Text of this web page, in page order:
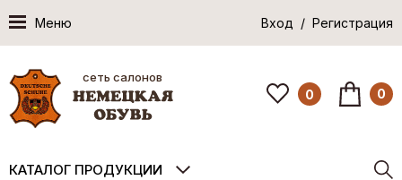
Меню Вход / Регистрация
сеть салонов
0 0
КАТАЛОГ ПРОДУКЦИИ